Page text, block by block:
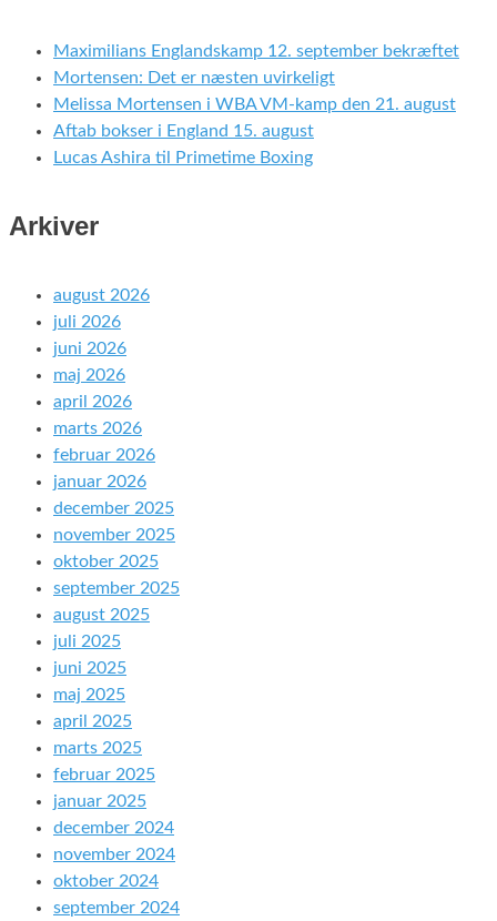
Maximilians Englandskamp 12. september bekræftet
Mortensen: Det er næsten uvirkeligt
Melissa Mortensen i WBA VM-kamp den 21. august
Aftab bokser i England 15. august
Lucas Ashira til Primetime Boxing
Arkiver
august 2026
juli 2026
juni 2026
maj 2026
april 2026
marts 2026
februar 2026
januar 2026
december 2025
november 2025
oktober 2025
september 2025
august 2025
juli 2025
juni 2025
maj 2025
april 2025
marts 2025
februar 2025
januar 2025
december 2024
november 2024
oktober 2024
september 2024